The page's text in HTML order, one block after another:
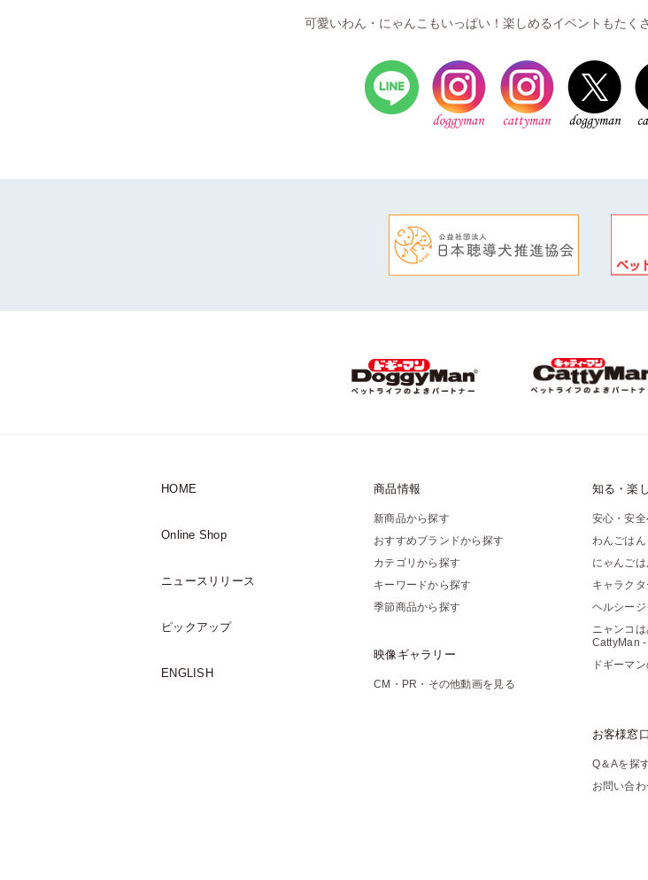
可愛いわん・にゃんこもいっぱい！楽しめるイベントもたく
HOME 商品情報
新商品から探す
おすすめブランドから探す
カテゴリから探す
キーワードから探す
季節商品から探す
映像ギャラリー
CM・PR・その他動画を見る
知る・楽
安心・安全
わんごはん
にゃんごは
キャラク
ヘルシー
ニャンコ
CattyMan
ドギーマ
お客様窓
Q＆Aを探
お問い合
Online Shop
ニュースリリース
ピックアップ
ENGLISH